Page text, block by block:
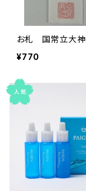
お札 国常立大神
¥770